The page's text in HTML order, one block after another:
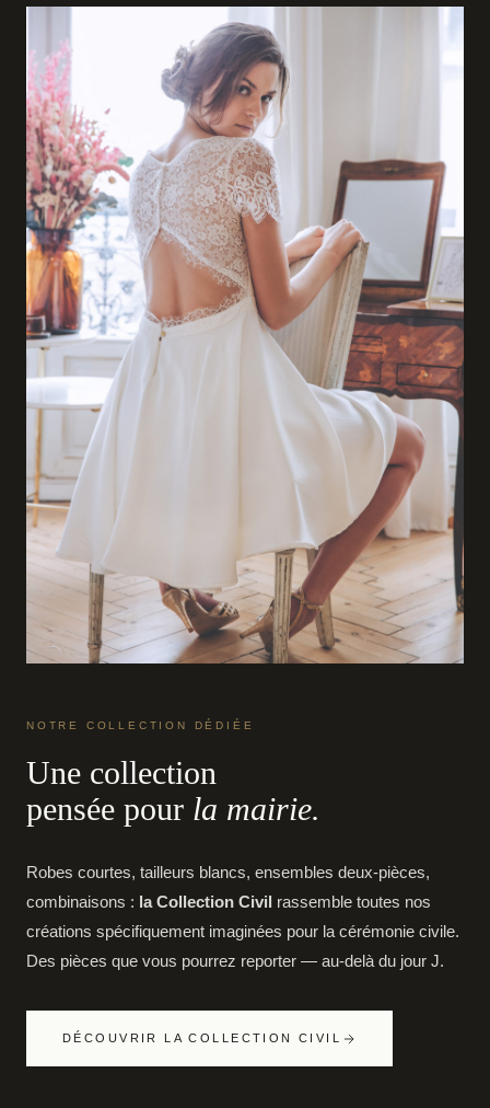
NOTRE COLLECTION DÉDIÉE
Une collection
pensée pour la mairie.
Robes courtes, tailleurs blancs, ensembles deux-pièces,
combinaisons : la Collection Civil rassemble toutes nos
créations spécifiquement imaginées pour la cérémonie civile.
Des pièces que vous pourrez reporter — au-delà du jour J.
DÉCOUVRIR LA COLLECTION CIVIL